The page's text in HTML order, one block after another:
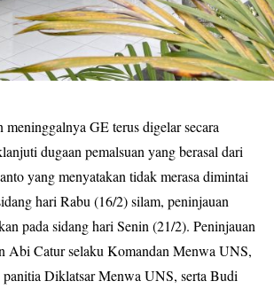
meninggalnya GE terus digelar secara
dugaan pemalsuan yang berasal dari
yang menyatakan tidak merasa dimintai
hari Rabu (16/2) silam, peninjauan
pada sidang hari Senin (21/2). Peninjauan
Abi Catur selaku Komandan Menwa UNS,
Diklatsar Menwa UNS, serta Budi